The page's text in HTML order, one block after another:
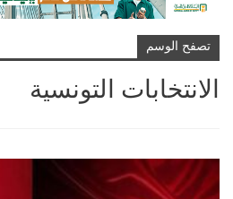
تصفح الوسم
الانتخابات التونسية